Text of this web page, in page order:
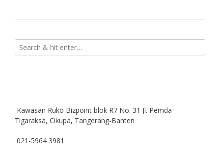
Kawasan Ruko Bizpoint blok R7 No. 31 Jl. Pemda
Tigaraksa, Cikupa, Tangerang-Banten
021-5964 3981